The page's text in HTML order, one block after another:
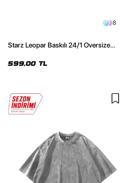
8
Starz Leopar Baskılı 24/1 Oversize
599,00 TL